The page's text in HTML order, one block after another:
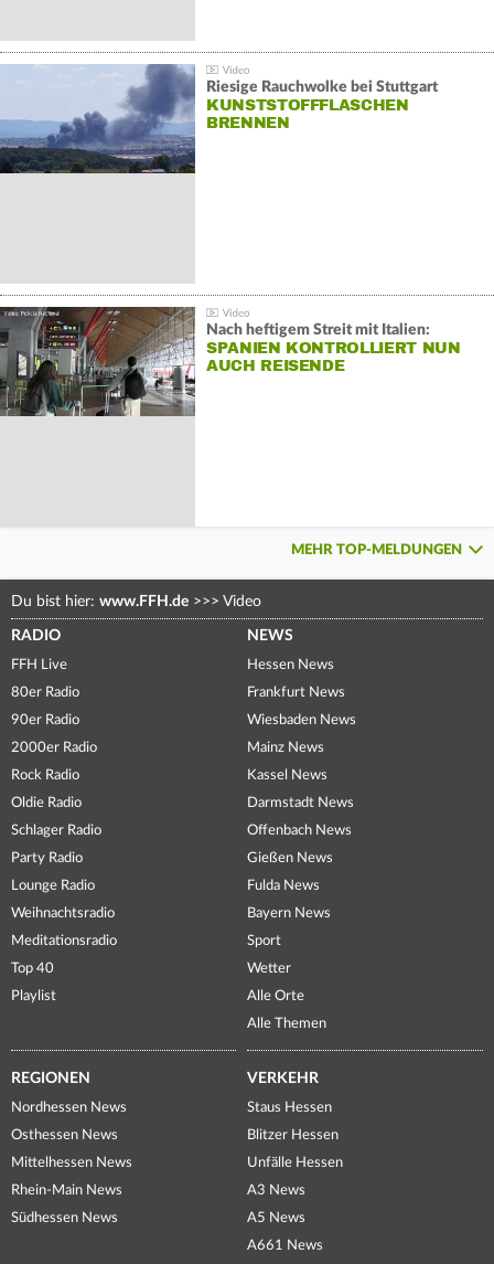
Riesige Rauchwolke bei Stuttgart
KUNSTSTOFFFLASCHEN
BRENNEN
Nach heftigem Streit mit Italien:
SPANIEN KONTROLLIERT NUN
AUCH REISENDE
MEHR TOP-MELDUNGEN
Du bist hier: www.FFH.de >>> Video
RADIO
FFH Live
80er Radio
90er Radio
2000er Radio
Rock Radio
Oldie Radio
Schlager Radio
Party Radio
Lounge Radio
Weihnachtsradio
Meditationsradio
Top 40
Playlist
NEWS
Hessen News
Frankfurt News
Wiesbaden News
Mainz News
Kassel News
Darmstadt News
Offenbach News
Gießen News
Fulda News
Bayern News
Sport
Wetter
Alle Orte
Alle Themen
REGIONEN
Nordhessen News
Osthessen News
Mittelhessen News
Rhein-Main News
Südhessen News
VERKEHR
Staus Hessen
Blitzer Hessen
Unfälle Hessen
A3 News
A5 News
A661 News